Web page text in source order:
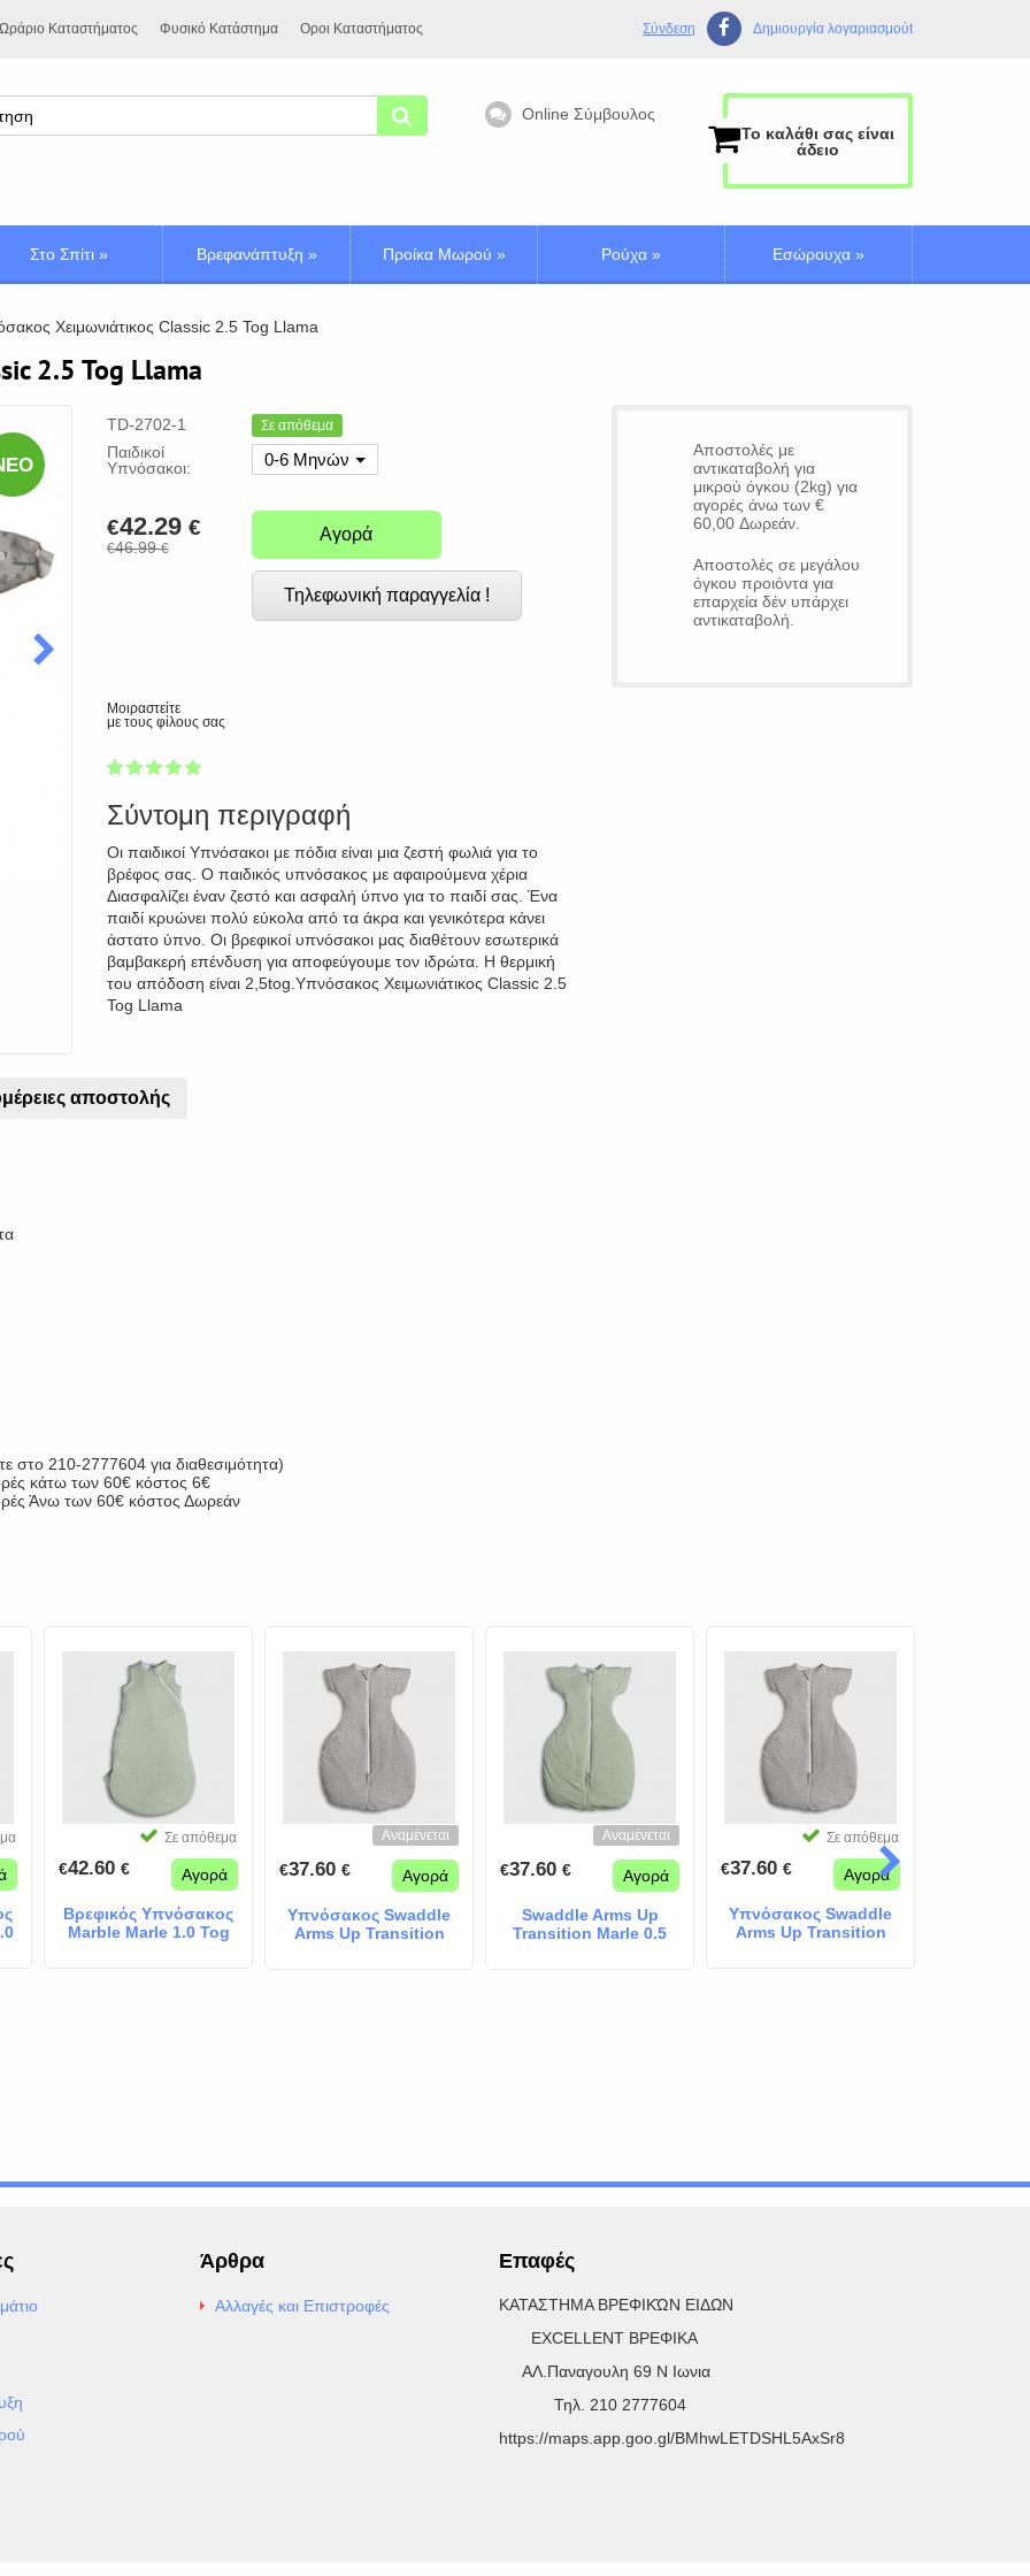
Σύνδεση Δημιουργία λογαριασμούt
Ωράριο Καταστήματος Φυσικό Κατάστημα Οροι Καταστήματος
Online Σύμβουλος
Το καλάθι σας είναι
άδειο
Στο Σπίτι » Βρεφανάπτυξη » Προίκα Μωρού » Ρούχα » Εσώρουχα »
Χειμωνιάτικος Classic 2.5 Tog Llama
2.5 Tog Llama
TD-2702-1 Σε απόθεμα
Παιδικοί
Υπνόσακοι:
0-6 Μηνών
€42.29 €
€46.99€
Αγορά
Τηλεφωνική παραγγελία !
Μοιραστείτε
με τους φίλους σας
1
2
3
4
5
Σύντομη περιγραφή
Οι παιδικοί Υπνόσακοι με πόδια είναι μια ζεστή φωλιά για το
βρέφος σας. Ο παιδικός υπνόσακος με αφαιρούμενα χέρια
Διασφαλίζει έναν ζεστό και ασφαλή ύπνο για το παιδί σας. Ένα
παιδί κρυώνει πολύ εύκολα από τα άκρα και γενικότερα κάνει
άστατο ύπνο. Οι βρεφικοί υπνόσακοι μας διαθέτουν εσωτερικά
βαμβακερή επένδυση για αποφεύγουμε τον ιδρώτα. Η θερμική
του απόδοση είναι 2,5tog.Υπνόσακος Χειμωνιάτικος Classic 2.5
Tog Llama
Αποστολές με
αντικαταβολή για
μικρού όγκου (2kg) για
αγορές άνω των €
60,00 Δωρεάν.
Αποστολές σε μεγάλου
όγκου προιόντα για
επαρχεία δέν υπάρχει
αντικαταβολή.
αποστολής
210-2777604 για διαθεσιμότητα)
κάτω των 60€ κόστος 6€
Άνω των 60€ κόστος Δωρεάν
Σε απόθεμα
€42.60 € Αγορά
Βρεφικός Υπνόσακος
Marble Marle 1.0 Tog
Αναμένεται
€37.60 € Αγορά
Υπνόσακος Swaddle
Arms Up Transition
Αναμένεται
€37.60 € Αγορά
Swaddle Arms Up
Transition Marle 0.5
Σε απόθεμα
€37.60 € Αγορά
Υπνόσακος Swaddle
Arms Up Transition
Άρθρα
Αλλαγές και Επιστροφές
Επαφές
ΚΑΤΑΣΤΗΜΑ ΒΡΕΦΙΚΏΝ ΕΙΔΩΝ
EXCELLENT ΒΡΕΦΙΚΑ
ΑΛ.Παναγουλη 69 Ν Ιωνια
Τηλ. 210 2777604
https://maps.app.goo.gl/BMhwLETDSHL5AxSr8